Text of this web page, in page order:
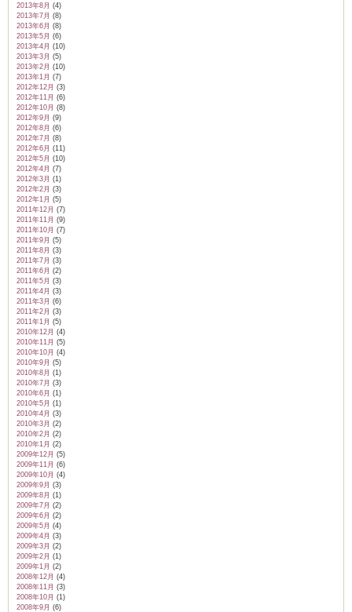
2013年8月 (4)
2013年7月 (8)
2013年6月 (8)
2013年5月 (6)
2013年4月 (10)
2013年3月 (5)
2013年2月 (10)
2013年1月 (7)
2012年12月 (3)
2012年11月 (6)
2012年10月 (8)
2012年9月 (9)
2012年8月 (6)
2012年7月 (8)
2012年6月 (11)
2012年5月 (10)
2012年4月 (7)
2012年3月 (1)
2012年2月 (3)
2012年1月 (5)
2011年12月 (7)
2011年11月 (9)
2011年10月 (7)
2011年9月 (5)
2011年8月 (3)
2011年7月 (3)
2011年6月 (2)
2011年5月 (3)
2011年4月 (3)
2011年3月 (6)
2011年2月 (3)
2011年1月 (5)
2010年12月 (4)
2010年11月 (5)
2010年10月 (4)
2010年9月 (5)
2010年8月 (1)
2010年7月 (3)
2010年6月 (1)
2010年5月 (1)
2010年4月 (3)
2010年3月 (2)
2010年2月 (2)
2010年1月 (2)
2009年12月 (5)
2009年11月 (6)
2009年10月 (4)
2009年9月 (3)
2009年8月 (1)
2009年7月 (2)
2009年6月 (2)
2009年5月 (4)
2009年4月 (3)
2009年3月 (2)
2009年2月 (1)
2009年1月 (2)
2008年12月 (4)
2008年11月 (3)
2008年10月 (1)
2008年9月 (6)